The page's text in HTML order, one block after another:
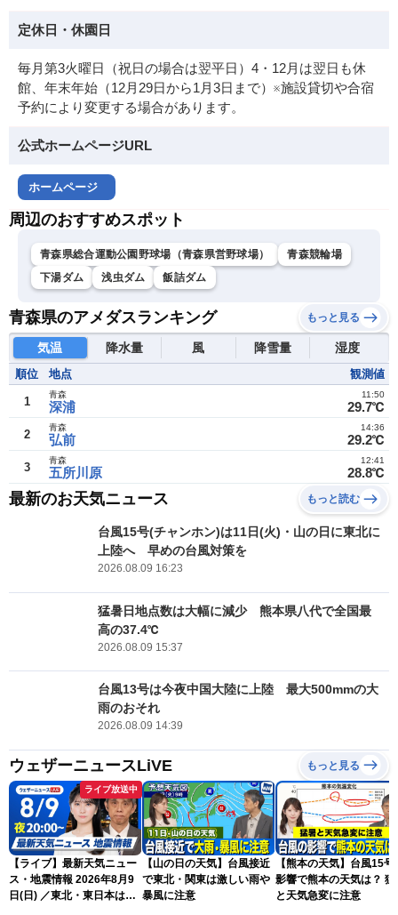
定休日・休園日
毎月第3火曜日（祝日の場合は翌平日）4・12月は翌日も休
館、年末年始（12月29日から1月3日まで）※施設貸切や合宿
予約により変更する場合があります。
公式ホームページURL
ホームページ
周辺のおすすめスポット
青森県総合運動公園野球場（青森県営野球場）
青森競輪場
下湯ダム
浅虫ダム 飯詰ダム
青森県のアメダスランキング もっと見る
気温 降水量 風 降雪量 湿度
順位 地点 観測値
1 深浦
青森
29.7℃
11:50
2 弘前
青森
29.2℃
14:36
3 五所川原
青森
28.8℃
12:41
最新のお天気ニュース もっと読む
台風15号(チャンホン)は11日(火)・山の日に東北に
上陸へ 早めの台風対策を
2026.08.09 16:23
猛暑日地点数は大幅に減少 熊本県八代で全国最
高の37.4℃
2026.08.09 15:37
台風13号は今夜中国大陸に上陸 最大500mmの大
雨のおそれ
2026.08.09 14:39
ウェザーニュースLiVE もっと見る
ライブ放送中
【ライブ】最新天気ニュー
ス・地震情報 2026年8月9
日(日) ／東北・東日本は急
【山の日の天気】台風接近
で東北・関東は激しい雨や
暴風に注意
【熊本の天気】台風15号
影響で熊本の天気は？ 猛
と天気急変に注意